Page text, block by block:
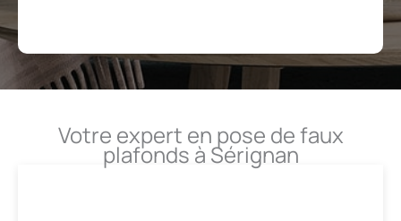
Votre expert en pose de faux
plafonds à Sérignan